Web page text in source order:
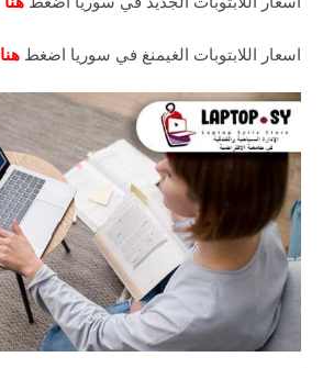
اسعار اللابتوبات الغيمنغ في سوريا اضغط هنا